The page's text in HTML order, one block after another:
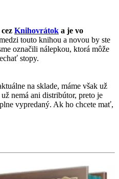
Knihovrátok a je vo
touto knihou a novou by ste
označili nálepkou, ktorá môže
stopy.
na sklade, máme však už
nemá ani distribútor, preto je
vypredaný. Ak ho chcete mať,